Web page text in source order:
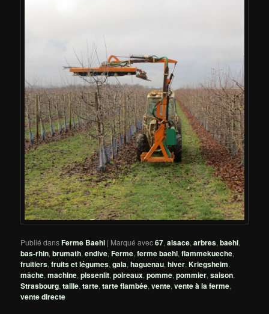
Publié dansFerme Baehl | Marqué avec67,alsace,arbres,baehl,
bas-rhin,brumath,endive,Ferme,ferme baehl,flammekueche,
fruitiers,fruits et légumes,gala,haguenau,hiver,Kriegsheim,
mâche,machine,pissenlit,poireaux,pomme,pommier,saison,
Strasbourg,taille,tarte,tarte flambée,vente,vente à la ferme,
vente directe